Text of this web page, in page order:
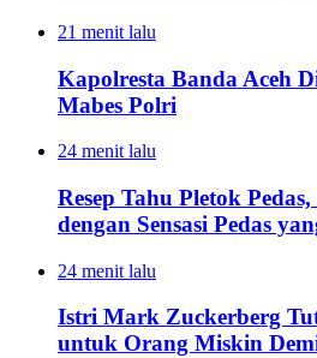
21 menit lalu
Kapolresta Banda Aceh
Mabes Polri
24 menit lalu
Resep Tahu Pletok
dengan Sensasi Pedas
24 menit lalu
Istri Mark Zuckerberg
untuk Orang Miskin